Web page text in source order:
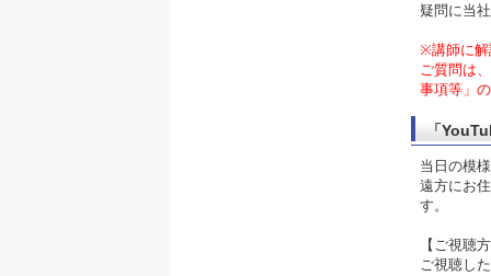
疑問に当
※講師に解
ご質問は
事項等」
「
当日の模
遠方にお
す。
【ご視聴
ご視聴し